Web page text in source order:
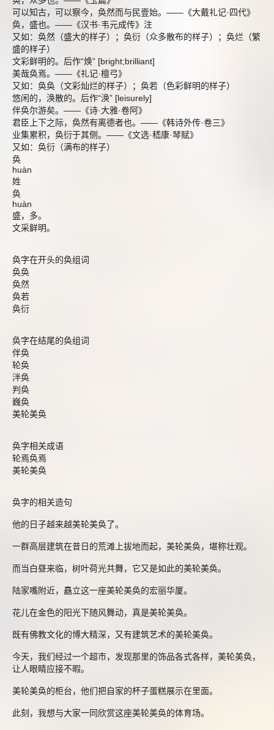
可以知古，可以察今，奂然而与民壹始。――《大戴礼记·四代》
奂，盛也。――《汉书·韦元成传》注
又如：奂然（盛大的样子）；奂衍（众多散布的样子）；奂烂（繁
盛的样子）
文彩鲜明的。后作“焕” [bright;brilliant]
美哉奂焉。――《礼记·檀弓》
又如：奂奂（文彩灿烂的样子）；奂若（色彩鲜明的样子）
悠闲的，涣散的。后作“涣” [leisurely]
伴奂尔游矣。――《诗·大雅·卷阿》
君臣上下之际，奂然有离德者也。――《韩诗外传·卷三》
业集累积，奂衍于其侧。――《文选·嵇康·琴赋》
又如：奂衍（满布的样子）
奂
huàn
姓
奂
huàn
盛，多。
文采鲜明。
奂字在开头的奂组词
奂奂
奂然
奂若
奂衍
奂字在结尾的奂组词
伴奂
轮奂
泮奂
判奂
巍奂
美轮美奂
奂字相关成语
轮焉奂焉
美轮美奂
奂字的相关造句
他的日子越来越美轮美奂了。
一群高层建筑在昔日的荒滩上拔地而起，美轮美奂，堪称壮观。
而当白昼来临，树叶荷光共舞，它又是如此的美轮美奂。
陆家嘴附近，矗立这一座美轮美奂的宏丽华厦。
花儿在金色的阳光下随风舞动，真是美轮美奂。
既有佛教文化的博大精深，又有建筑艺术的美轮美奂。
今天，我们经过一个超市，发现那里的饰品各式各样，美轮美奂，
让人眼睛应接不暇。
美轮美奂的柜台，他们把自家的杯子蛋糕展示在里面。
此刻，我想与大家一同欣赏这座美轮美奂的体育场。